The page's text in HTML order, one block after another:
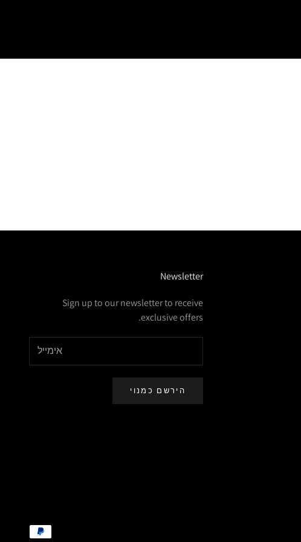
Newsletter
Sign up to our newsletter to receive
exclusive offers.
הירשם כמנוי